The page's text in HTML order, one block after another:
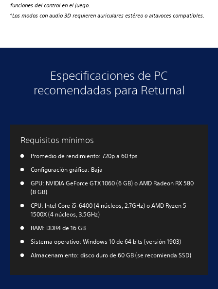
funciones del control en el juego.
4 Los modos con audio 3D requieren auriculares estéreo o altavoces compatibles.
Especificaciones de PC
recomendadas para Returnal
Requisitos mínimos
Promedio de rendimiento: 720p a 60 fps
Configuración gráfica: Baja
GPU: NVIDIA GeForce GTX 1060 (6 GB) o AMD Radeon RX 580
(8 GB)
CPU: Intel Core i5-6400 (4 núcleos, 2.7GHz) o AMD Ryzen 5
1500X (4 núcleos, 3.5GHz)
RAM: DDR4 de 16 GB
Sistema operativo: Windows 10 de 64 bits (versión 1903)
Almacenamiento: disco duro de 60 GB (se recomienda SSD)